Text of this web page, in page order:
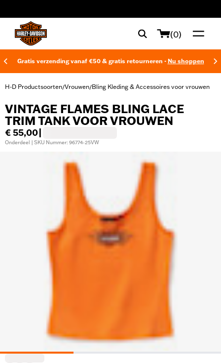
(0)
Gratis verzending vanaf €50 & gratis retourneren - Nu shoppen
H-D Productsoorten/Vrouwen/Bling Kleding & Accessoires voor vrouwen
VINTAGE FLAMES BLING LACE
TRIM TANK VOOR VROUWEN
€ 55,00
Onderdeel | SKU Nummer: 96774-25VW